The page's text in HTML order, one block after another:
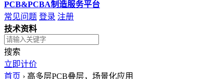
PCB&PCBA制造服务平台
常见问题 登录 注册
技术资料
搜索
立即计价
首页 › 高多层PCB叠层，场景化应用